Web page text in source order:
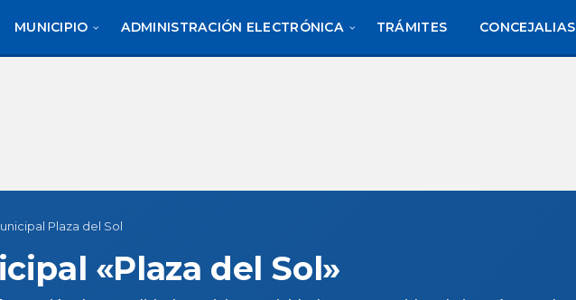
MUNICIPIO ADMINISTRACIÓN ELECTRÓNICA TRÁMITES CONCEJALIAS
Plaza del Sol
«Plaza del Sol»